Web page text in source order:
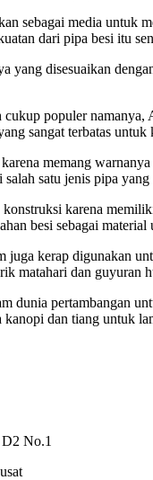
sebagai media untuk
dari pipa besi itu
yang disesuaikan
populer
sangat terbatas untuk
memang
satu jenis pipa
karena
besi sebagai
juga kerap digunakan
matahari dan
dunia pertambangan
kanopi dan tiang untuk
No.1